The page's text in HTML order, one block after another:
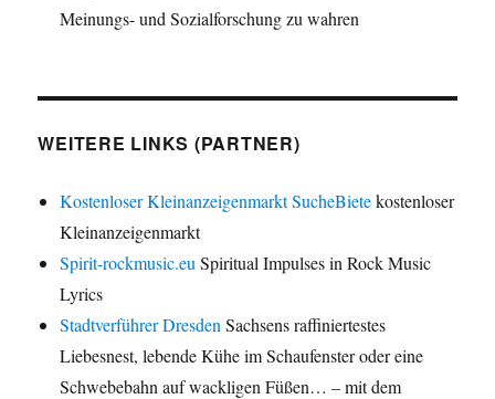
Meinungs- und Sozialforschung zu wahren
WEITERE LINKS (PARTNER)
Kostenloser Kleinanzeigenmarkt SucheBietekostenloser
Kleinanzeigenmarkt
Spirit-rockmusic.eu Spiritual Impulses in Rock Music
Lyrics
Stadtverführer Dresden Sachsens raffiniertestes
Liebesnest, lebende Kühe im Schaufenster oder eine
Schwebebahn auf wackligen Füßen… – mit dem